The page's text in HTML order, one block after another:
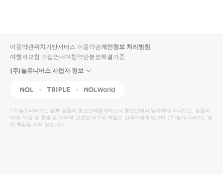
입니
다.
높
은
순
동
영
상
순
상
이용약관위치기반서비스 이용약관개인정보 처리방침
여행자보험 가입안내여행약관분쟁해결기준
(주)놀유니버스 사업자 정보
NOL Triple Interpark Global
(주)놀유니버스는 일부 상품의 통신판매중개자로서 통신판매의 당사자가 아니므로, 상품의
예약, 이용 및 환불 등 거래와 관련된 의무와 책임은 판매자에게 있으며 (주)놀유니버스는 일
체 책임을 지지 않습니다.